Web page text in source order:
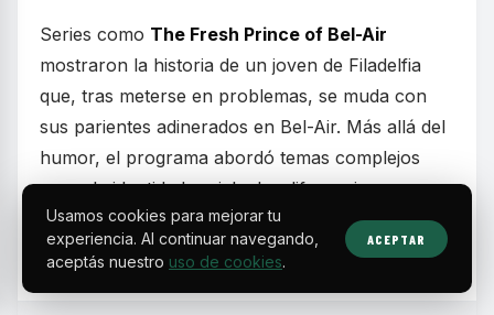
Series como The Fresh Prince of Bel-Air
mostraron la historia de un joven de Filadelfia
que, tras meterse en problemas, se muda con
sus parientes adinerados en Bel-Air. Más allá del
humor, el programa abordó temas complejos
como la identidad racial y las diferencias
socioeconómicas, equilibrando risas con
momentos emotivos.
Usamos cookies para mejorar tu
experiencia. Al continuar navegando,
aceptás nuestro uso de cookies.
ACEPTAR